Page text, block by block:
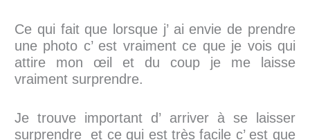
Ce qui fait que lorsque j’ ai envie de prendre
une photo c’ est vraiment ce que je vois qui
attire mon œil et du coup je me laisse
vraiment surprendre.
Je trouve important d’ arriver à se laisser
surprendre et ce qui est très facile c’ est que